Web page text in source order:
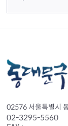
02576 서울특별시
02-3295-5560